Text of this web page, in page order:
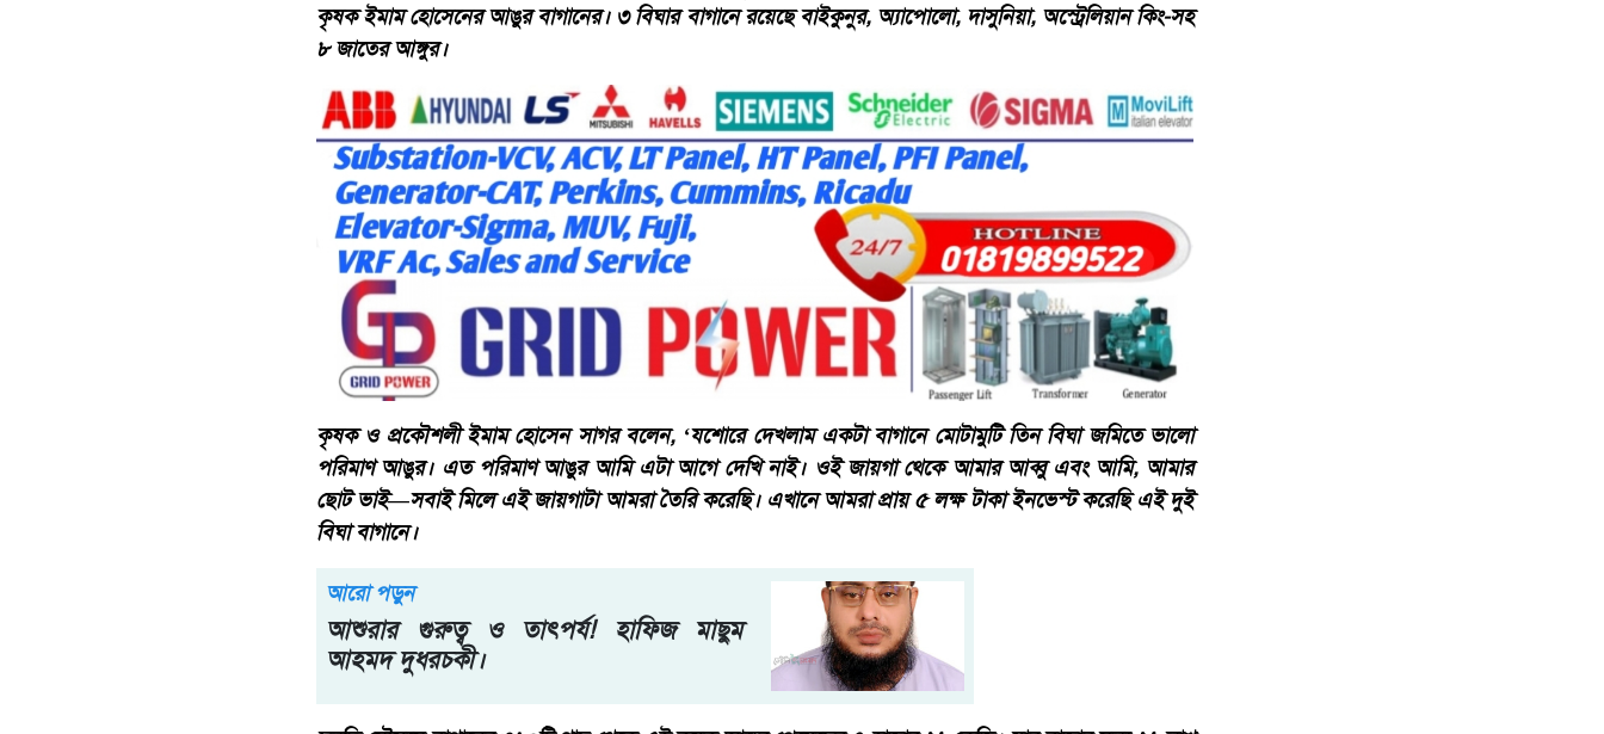
কৃষক ইমাম হোসেনের আঙুর বাগানের। ৩ বিঘার বাগানে রয়েছে বাইকুনুর, অ্যাপোলো, দাসুনিয়া, অস্ট্রেলিয়ান কিং-সহ
৮ জাতের আঙ্গুর।
কৃষক ও প্রকৌশলী ইমাম হোসেন সাগর বলেন, ‘যশোরে দেখলাম একটা বাগানে মোটামুটি তিন বিঘা জমিতে ভালো
পরিমাণ আঙুর। এত পরিমাণ আঙুর আমি এটা আগে দেখি নাই। ওই জায়গা থেকে আমার আব্বু এবং আমি, আমার
ছোট ভাই—সবাই মিলে এই জায়গাটা আমরা তৈরি করেছি। এখানে আমরা প্রায় ৫ লক্ষ টাকা ইনভেস্ট করেছি এই দুই
বিঘা বাগানে।
আরো পড়ুন
আশুরার গুরুত্ব ও তাৎপর্য! হাফিজ মাছুম
আহমদ দুধরচকী।